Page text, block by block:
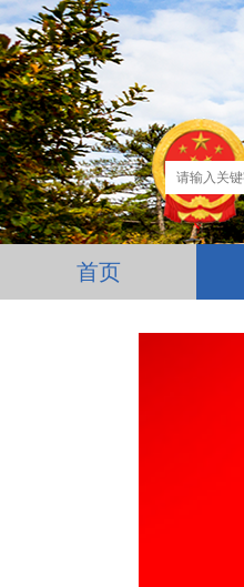
首页